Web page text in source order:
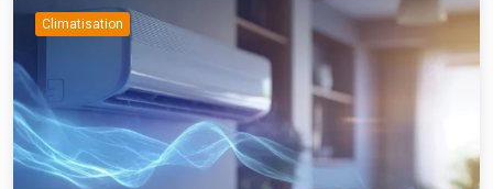
Climatisation